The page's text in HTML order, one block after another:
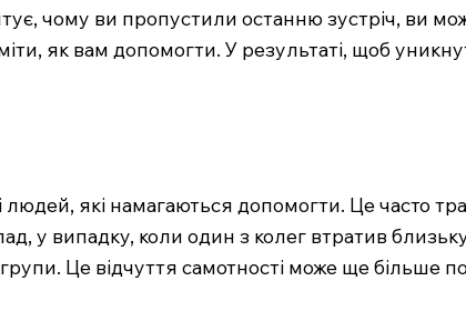
чому ви пропустили останню зустріч, ви
як вам допомогти. У результаті, щоб
людей, які намагаються допомогти. Це часто
у випадку, коли один з колег втратив
Це відчуття самотності може ще більше